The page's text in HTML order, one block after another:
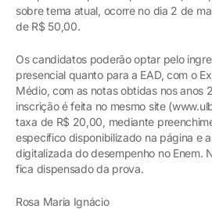
sobre tema atual, ocorre no dia 2 de
de R$ 50,00.
Os candidatos poderão optar pelo
presencial quanto para a EAD, com o
Médio, com as notas obtidas nos anos
inscrição é feita no mesmo site
taxa de R$ 20,00, mediante
específico disponibilizado na página e
digitalizada do desempenho no Enem.
fica dispensado da prova.
Rosa Maria Ignácio